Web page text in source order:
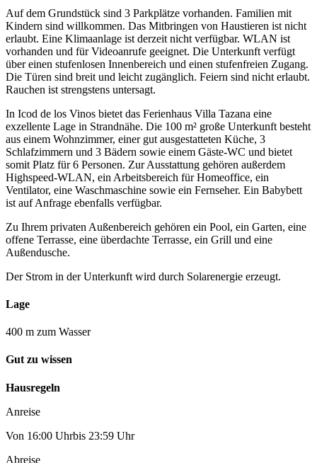
Auf dem Grundstück sind 3 Parkplätze vorhanden. Familien mit
Kindern sind willkommen. Das Mitbringen von Haustieren ist nicht
erlaubt. Eine Klimaanlage ist derzeit nicht verfügbar. WLAN ist
vorhanden und für Videoanrufe geeignet. Die Unterkunft verfügt
über einen stufenlosen Innenbereich und einen stufenfreien Zugang.
Die Türen sind breit und leicht zugänglich. Feiern sind nicht erlaubt.
Rauchen ist strengstens untersagt.
In Icod de los Vinos bietet das Ferienhaus Villa Tazana eine
exzellente Lage in Strandnähe. Die 100 m² große Unterkunft besteht
aus einem Wohnzimmer, einer gut ausgestatteten Küche, 3
Schlafzimmern und 3 Bädern sowie einem Gäste-WC und bietet
somit Platz für 6 Personen. Zur Ausstattung gehören außerdem
Highspeed-WLAN, ein Arbeitsbereich für Homeoffice, ein
Ventilator, eine Waschmaschine sowie ein Fernseher. Ein Babybett
ist auf Anfrage ebenfalls verfügbar.
Zu Ihrem privaten Außenbereich gehören ein Pool, ein Garten, eine
offene Terrasse, eine überdachte Terrasse, ein Grill und eine
Außendusche.
Der Strom in der Unterkunft wird durch Solarenergie erzeugt.
Lage
400 m zum Wasser
Gut zu wissen
Hausregeln
Anreise
Von 16:00 Uhrbis 23:59 Uhr
Abreise